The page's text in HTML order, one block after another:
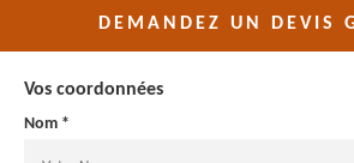
DEMANDEZ UN DEVIS
Vos coordonnées
Nom *